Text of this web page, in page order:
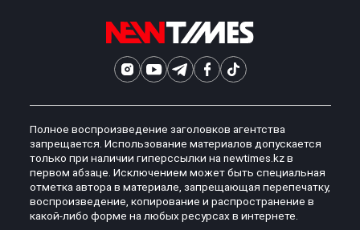
Полное воспроизведение заголовков агентства
запрещается. Использование материалов допускается
только при наличии гиперссылки на newtimes.kz в
первом абзаце. Исключением может быть специальная
отметка автора в материале, запрещающая перепечатку,
воспроизведение, копирование и распространение в
какой-либо форме на любых ресурсах в интернете.